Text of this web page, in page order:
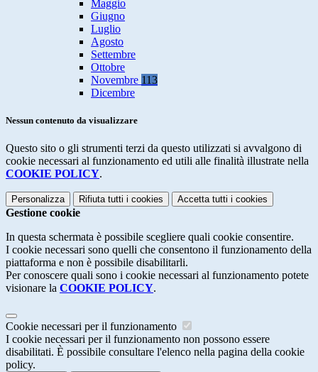
Maggio
Giugno
Luglio
Agosto
Settembre
Ottobre
Novembre 113
Dicembre
Nessun contenuto da visualizzare
Questo sito o gli strumenti terzi da questo utilizzati si avvalgono di
cookie necessari al funzionamento ed utili alle finalità illustrate nella
COOKIE POLICY.
Personalizza Rifiuta tutti i cookies Accetta tutti i cookies
Gestione cookie
In questa schermata è possibile scegliere quali cookie consentire.
I cookie necessari sono quelli che consentono il funzionamento della
piattaforma e non è possibile disabilitarli.
Per conoscere quali sono i cookie necessari al funzionamento potete
visionare la COOKIE POLICY.
Cookie necessari per il funzionamento
I cookie necessari per il funzionamento non possono essere
disabilitati. È possibile consultare l'elenco nella pagina della cookie
policy.